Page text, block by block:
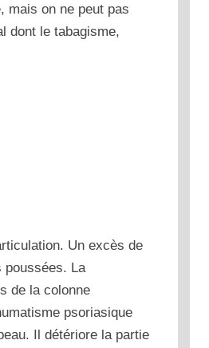
mais on ne peut pas
dont le tabagisme,
Un excès de
poussées. La
de la colonne
psoriasique
Il détériore la partie